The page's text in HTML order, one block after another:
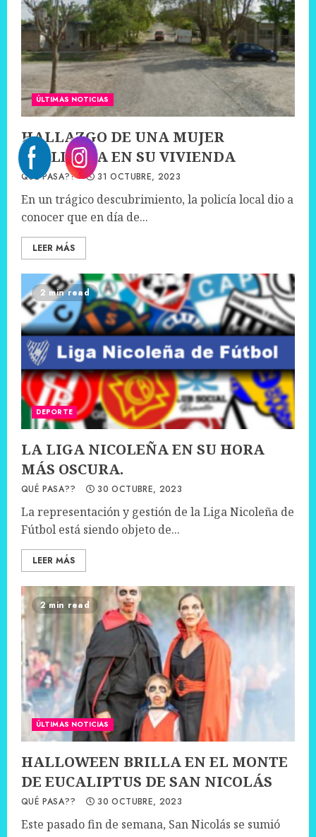
ÚLTIMAS NOTICIAS
HALLAZGO DE UNA MUJER
FALLECIDA EN SU VIVIENDA
QUÉ PASA?? 31 OCTUBRE, 2023
En un trágico descubrimiento, la policía local dio a
conocer que en día de...
LEER MÁS
2 min read
DEPORTE
LA LIGA NICOLEÑA EN SU HORA
MÁS OSCURA.
QUÉ PASA?? 30 OCTUBRE, 2023
La representación y gestión de la Liga Nicoleña de
Fútbol está siendo objeto de...
LEER MÁS
2 min read
ÚLTIMAS NOTICIAS
HALLOWEEN BRILLA EN EL MONTE
DE EUCALIPTUS DE SAN NICOLÁS
QUÉ PASA?? 30 OCTUBRE, 2023
Este pasado fin de semana, San Nicolás se sumió